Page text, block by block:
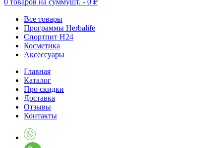
0 товаров на суммушт. - 0 ₽
Все товары
Программы Herbalife
Спортпит H24
Косметика
Аксессуары
Главная
Каталог
Про скидки
Доставка
Отзывы
Контакты